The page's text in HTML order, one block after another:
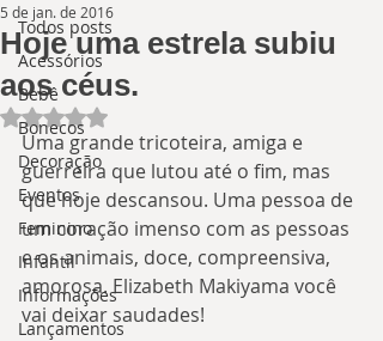
Todos posts
Acessórios
Bebê
Bonecos
Decoração
Eventos
Feminino
Infantil
Informações
Lançamentos
Hoje uma estrela subiu
aos céus.
5 de jan. de 2016
Avaliado com NaN de 5 estrelas.
Uma grande tricoteira, amiga e
guerreira que lutou até o fim, mas
que hoje descansou. Uma pessoa de
um coração imenso com as pessoas
e os animais, doce, compreensiva,
amorosa. Elizabeth Makiyama você
vai deixar saudades!